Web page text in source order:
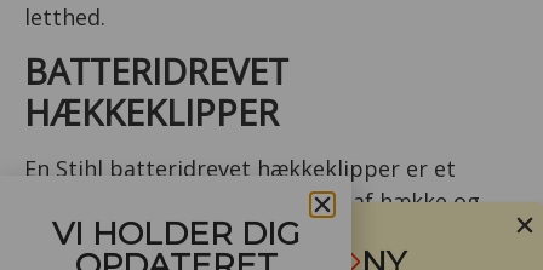
letthed.
BATTERIDREVET
HÆKKEKLIPPER
En Stihl batteridrevet hækkeklipper er et
praktisk redskab til beskæring af hække og
buske uden at skulle bekymre sig om
VI HOLDER DIG